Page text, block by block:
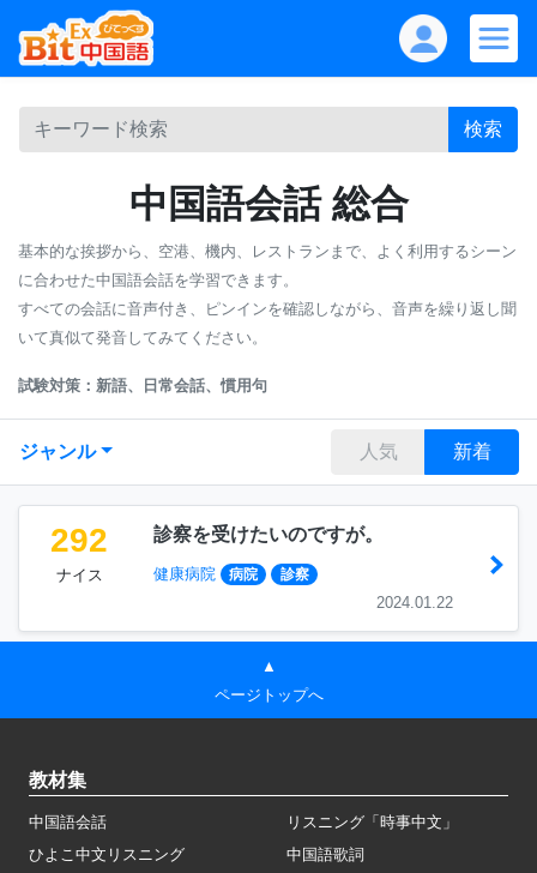
検索
中国語会話 総合
基本的な挨拶から、空港、機内、レストランまで、よく利用するシーン
に合わせた中国語会話を学習できます。
すべての会話に音声付き、ピンインを確認しながら、音声を繰り返し聞
いて真似て発音してみてください。
試験対策：新語、日常会話、慣用句
ジャンル 人気 新着
292
ナイス
診察を受けたいのですが。
健康病院 病院 診察
2024.01.22
▲
ページトップへ
教材集
中国語会話
リスニング「時事中文」
ひよこ中文リスニング
中国語歌詞